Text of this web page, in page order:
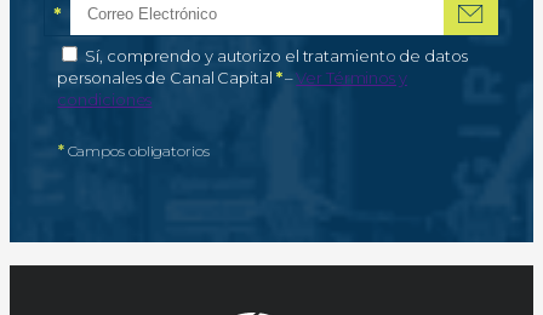
Correo electrónico
*Campo obligatorio
Autorización de tratamiento de datos personales
Sí, comprendo y autorizo el tratamiento de datos
personales de Canal Capital *–Campo obligatorio
Ver Términos y
condiciones
*Campos obligatorios